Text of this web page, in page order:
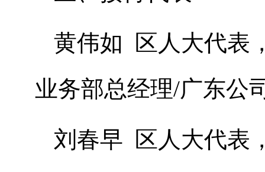
黄伟如 区人大代表
业务部总经理/广东公
刘春早 区人大代表